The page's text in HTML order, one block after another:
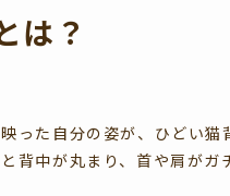
は？
った自分の姿が、ひどい
背中が丸まり、首や肩がガ